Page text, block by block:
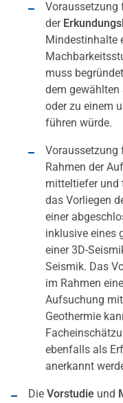
Voraussetzung
der
Mindestinhalte
muss
dem
oder zu einem
führen würde.
Voraussetzung
Rahmen der
mitteltiefer und
das Vorliegen
einer
inklusive eines
einer 3D-
Seismik. Das
im Rahmen
Aufsuchung
Geothermie
ebenfalls als
anerkannt
Die Vorstudie und